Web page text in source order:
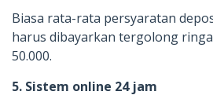
Biasa rata-rata persyaratan
harus dibayarkan tergolong
50.000.
5. Sistem online 24 jam